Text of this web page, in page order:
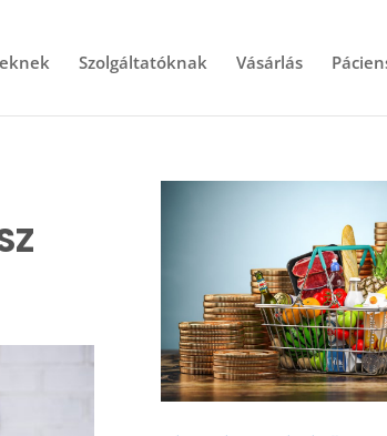
Szolgáltatóknak Vásárlás